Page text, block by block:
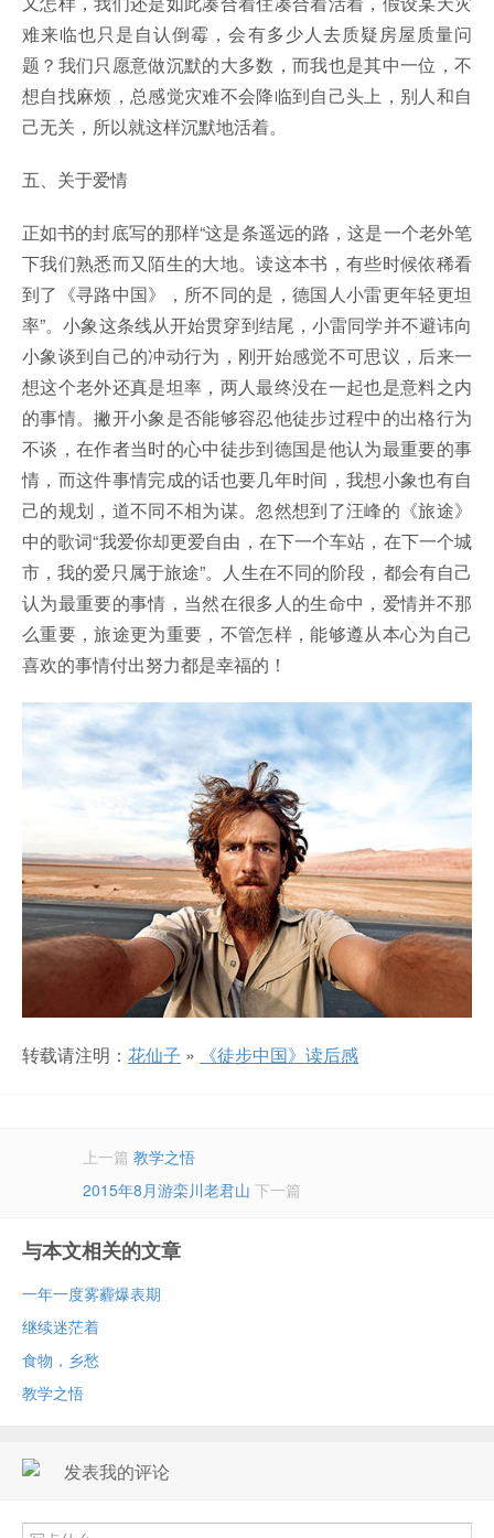
难来临也只是自认倒霉，会有多少人去质疑房屋质量问
题？我们只愿意做沉默的大多数，而我也是其中一位，不
想自找麻烦，总感觉灾难不会降临到自己头上，别人和自
己无关，所以就这样沉默地活着。
五、关于爱情
正如书的封底写的那样“这是条遥远的路，这是一个老外笔
下我们熟悉而又陌生的大地。读这本书，有些时候依稀看
到了《寻路中国》，所不同的是，德国人小雷更年轻更坦
率”。小象这条线从开始贯穿到结尾，小雷同学并不避讳向
小象谈到自己的冲动行为，刚开始感觉不可思议，后来一
想这个老外还真是坦率，两人最终没在一起也是意料之内
的事情。撇开小象是否能够容忍他徒步过程中的出格行为
不谈，在作者当时的心中徒步到德国是他认为最重要的事
情，而这件事情完成的话也要几年时间，我想小象也有自
己的规划，道不同不相为谋。忽然想到了汪峰的《旅途》
中的歌词“我爱你却更爱自由，在下一个车站，在下一个城
市，我的爱只属于旅途”。人生在不同的阶段，都会有自己
认为最重要的事情，当然在很多人的生命中，爱情并不那
么重要，旅途更为重要，不管怎样，能够遵从本心为自己
喜欢的事情付出努力都是幸福的！
转载请注明： 花仙子 » 《徒步中国》读后感
上一篇 教学之悟
2015年8月游栾川老君山 下一篇
与本文相关的文章
一年一度雾霾爆表期
继续迷茫着
食物，乡愁
教学之悟
发表我的评论